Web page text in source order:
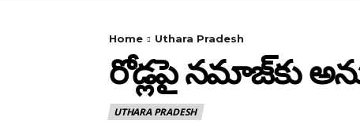
Home Uthara Pradesh
రోడ్లపై నమాజ్‌కు
UTHARA PRADESH